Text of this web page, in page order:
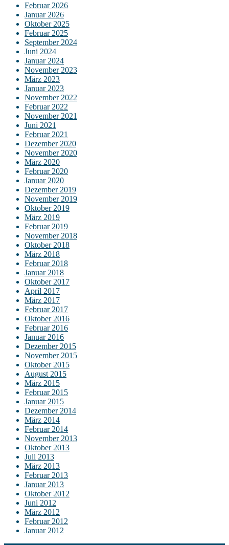
Februar 2026
Januar 2026
Oktober 2025
Februar 2025
September 2024
Juni 2024
Januar 2024
November 2023
März 2023
Januar 2023
November 2022
Februar 2022
November 2021
Juni 2021
Februar 2021
Dezember 2020
November 2020
März 2020
Februar 2020
Januar 2020
Dezember 2019
November 2019
Oktober 2019
März 2019
Februar 2019
November 2018
Oktober 2018
März 2018
Februar 2018
Januar 2018
Oktober 2017
April 2017
März 2017
Februar 2017
Oktober 2016
Februar 2016
Januar 2016
Dezember 2015
November 2015
Oktober 2015
August 2015
März 2015
Februar 2015
Januar 2015
Dezember 2014
März 2014
Februar 2014
November 2013
Oktober 2013
Juli 2013
März 2013
Februar 2013
Januar 2013
Oktober 2012
Juni 2012
März 2012
Februar 2012
Januar 2012